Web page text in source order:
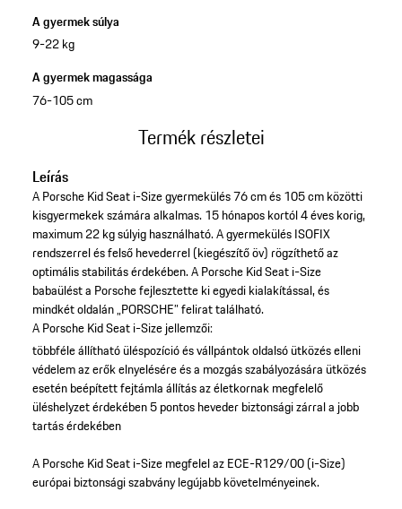
A gyermek súlya
9-22 kg
A gyermek magassága
76-105 cm
Termék részletei
Leírás
A Porsche Kid Seat i-Size gyermekülés 76 cm és 105 cm közötti
kisgyermekek számára alkalmas. 15 hónapos kortól 4 éves korig,
maximum 22 kg súlyig használható. A gyermekülés ISOFIX
rendszerrel és felső hevederrel (kiegészítő öv) rögzíthető az
optimális stabilitás érdekében. A Porsche Kid Seat i-Size
babaülést a Porsche fejlesztette ki egyedi kialakítással, és
mindkét oldalán „PORSCHE” felirat található.
A Porsche Kid Seat i-Size jellemzői:
többféle állítható üléspozíció és vállpántokoldalsó ütközés elleni
védelem az erők elnyelésére és a mozgás szabályozására ütközés
esetén beépített fejtámla állítás az életkornak megfelelő
üléshelyzet érdekében5 pontos heveder biztonsági zárral a jobb
tartás érdekében
A Porsche Kid Seat i-Size megfelel az ECE-R129/00 (i-Size)
európai biztonsági szabvány legújabb követelményeinek.